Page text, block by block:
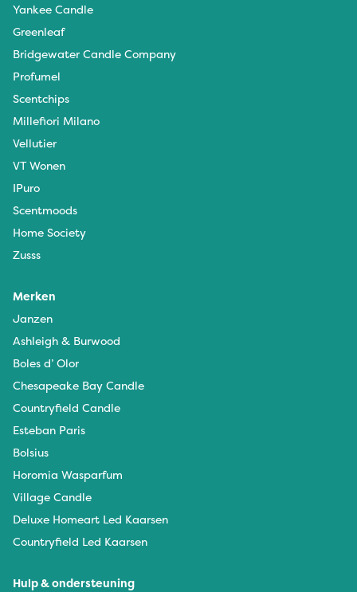
Yankee Candle
Greenleaf
Bridgewater Candle Company
Profumel
Scentchips
Millefiori Milano
Vellutier
VT Wonen
IPuro
Scentmoods
Home Society
Zusss
Merken
Janzen
Ashleigh & Burwood
Boles d’ Olor
Chesapeake Bay Candle
Countryfield Candle
Esteban Paris
Bolsius
Horomia Wasparfum
Village Candle
Deluxe Homeart Led Kaarsen
Countryfield Led Kaarsen
Hulp & ondersteuning